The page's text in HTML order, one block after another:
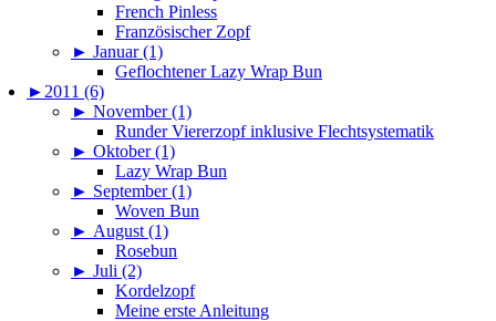
French Pinless
Französischer Zopf
► Januar (1)
Geflochtener Lazy Wrap Bun
► 2011 (6)
► November (1)
Runder Viererzopf inklusive Flechtsystematik
► Oktober (1)
Lazy Wrap Bun
► September (1)
Woven Bun
► August (1)
Rosebun
► Juli (2)
Kordelzopf
Meine erste Anleitung